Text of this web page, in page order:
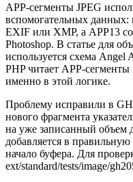
APP-сегменты JPEG
вспомогательных данных:
EXIF или XMP, а APP13
Photoshop. В статье для
используется схема Angel
PHP читает APP-
именно в этой логике.
Проблему исправили в
нового фрагмента
на уже записанный
добавляется в
начало буфера. Для
ext/standard/tests/image/